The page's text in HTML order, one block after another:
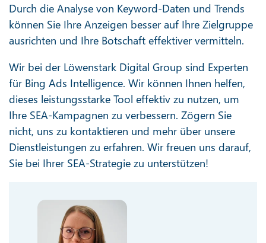
Durch die Analyse von Keyword-Daten und Trends
können Sie Ihre Anzeigen besser auf Ihre Zielgruppe
ausrichten und Ihre Botschaft effektiver vermitteln.
Wir bei der Löwenstark Digital Group sind Experten
für Bing Ads Intelligence. Wir können Ihnen helfen,
dieses leistungsstarke Tool effektiv zu nutzen, um
Ihre SEA-Kampagnen zu verbessern. Zögern Sie
nicht, uns zu kontaktieren und mehr über unsere
Dienstleistungen zu erfahren. Wir freuen uns darauf,
Sie bei Ihrer SEA-Strategie zu unterstützen!